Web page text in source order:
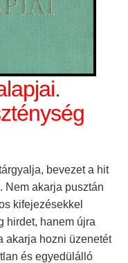
bevezet a hit
Nem akarja pusztán
kifejezésekkel
hirdet, hanem újra
akarja hozni üzenetét
és egyedülálló